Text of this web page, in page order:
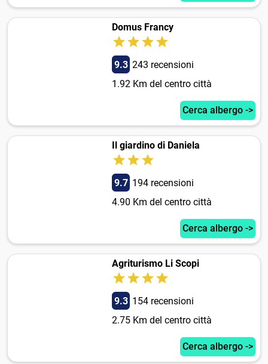
Domus Francy
9.3 243 recensioni
1.92 Km del centro città
Cerca albergo ->
Il giardino di Daniela
9.7 194 recensioni
4.90 Km del centro città
Cerca albergo ->
Agriturismo Li Scopi
9.3 154 recensioni
2.75 Km del centro città
Cerca albergo ->